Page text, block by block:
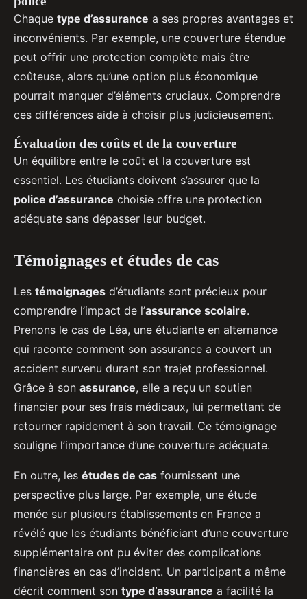
Chaque type d’assurance a ses propres avantages et
inconvénients. Par exemple, une couverture étendue
peut offrir une protection complète mais être
coûteuse, alors qu’une option plus économique
pourrait manquer d’éléments cruciaux. Comprendre
ces différences aide à choisir plus judicieusement.
Évaluation des coûts et de la couverture
Un équilibre entre le coût et la couverture est
essentiel. Les étudiants doivent s’assurer que la
police d’assurance choisie offre une protection
adéquate sans dépasser leur budget.
Témoignages et études de cas
Les témoignages d’étudiants sont précieux pour
comprendre l’impact de l’assurance scolaire.
Prenons le cas de Léa, une étudiante en alternance
qui raconte comment son assurance a couvert un
accident survenu durant son trajet professionnel.
Grâce à son assurance, elle a reçu un soutien
financier pour ses frais médicaux, lui permettant de
retourner rapidement à son travail. Ce témoignage
souligne l’importance d’une couverture adéquate.
En outre, les études de cas fournissent une
perspective plus large. Par exemple, une étude
menée sur plusieurs établissements en France a
révélé que les étudiants bénéficiant d’une couverture
supplémentaire ont pu éviter des complications
financières en cas d’incident. Un participant a même
décrit comment son type d’assurance a facilité la